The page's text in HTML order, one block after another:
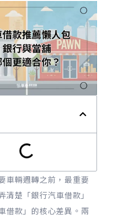
車輛週轉之前，最重要
清楚「銀行汽車借款」
借款」的核心差異。兩